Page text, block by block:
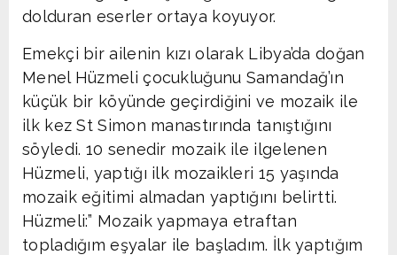
dolduran eserler ortaya koyuyor.
Emekçi bir ailenin kızı olarak Libya’da doğan
Menel Hüzmeli çocukluğunu Samandağ’ın
küçük bir köyünde geçirdiğini ve mozaik ile
ilk kez St Simon manastırında tanıştığını
söyledi. 10 senedir mozaik ile ilgelenen
Hüzmeli, yaptığı ilk mozaikleri 15 yaşında
mozaik eğitimi almadan yaptığını belirtti.
Hüzmeli:” Mozaik yapmaya etraftan
topladığım eşyalar ile başladım. İlk yaptığım